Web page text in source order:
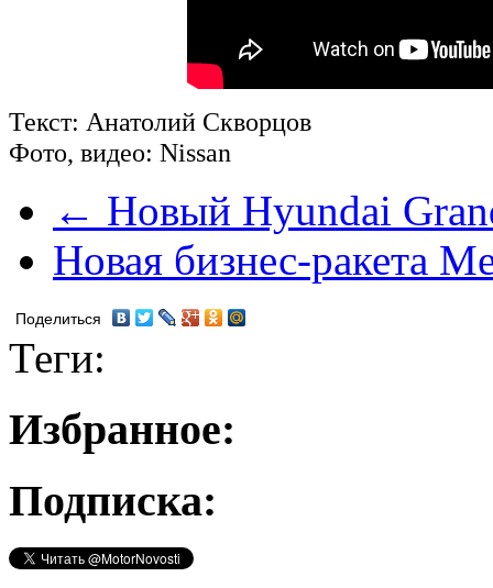
Текст: Анатолий Скворцов
Фото, видео: Nissan
← Новый Hyundai
Новая бизнес-ракета
Поделиться
Теги:
Избранное:
Подписка: